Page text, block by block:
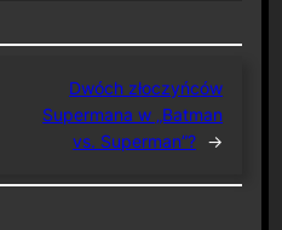
Dwóch złoczyńców
Supermana w „Batman
vs. Superman”? →